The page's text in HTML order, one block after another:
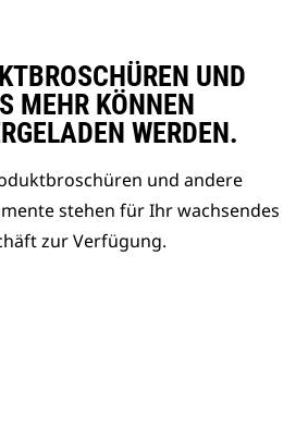
UND
MEHR KÖNNEN
WERDEN.
und andere
stehen für Ihr wachsendes
zur Verfügung.